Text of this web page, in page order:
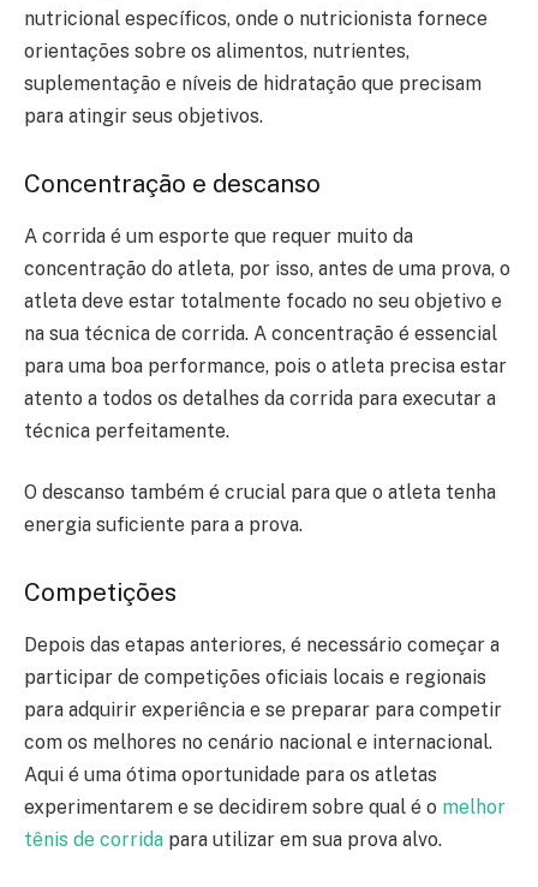
nutricional específicos, onde o nutricionista fornece
orientações sobre os alimentos, nutrientes,
suplementação e níveis de hidratação que precisam
para atingir seus objetivos.
Concentração e descanso
A corrida é um esporte que requer muito da
concentração do atleta, por isso, antes de uma prova, o
atleta deve estar totalmente focado no seu objetivo e
na sua técnica de corrida. A concentração é essencial
para uma boa performance, pois o atleta precisa estar
atento a todos os detalhes da corrida para executar a
técnica perfeitamente.
O descanso também é crucial para que o atleta tenha
energia suficiente para a prova.
Competições
Depois das etapas anteriores, é necessário começar a
participar de competições oficiais locais e regionais
para adquirir experiência e se preparar para competir
com os melhores no cenário nacional e internacional.
Aqui é uma ótima oportunidade para os atletas
experimentarem e se decidirem sobre qual é o melhor
tênis de corrida para utilizar em sua prova alvo.